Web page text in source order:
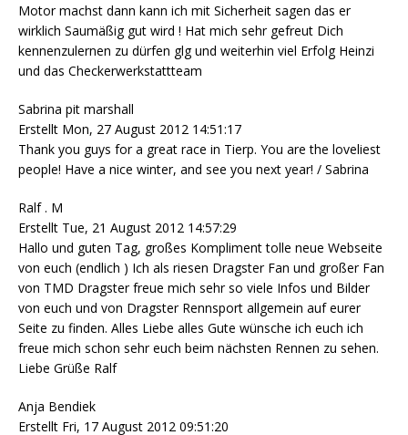
Motor machst dann kann ich mit Sicherheit sagen das er
wirklich Saumäßig gut wird ! Hat mich sehr gefreut Dich
kennenzulernen zu dürfen glg und weiterhin viel Erfolg Heinzi
und das Checkerwerkstattteam
Sabrina pit marshall
Erstellt Mon, 27 August 2012 14:51:17
Thank you guys for a great race in Tierp. You are the loveliest
people! Have a nice winter, and see you next year! / Sabrina
Ralf . M
Erstellt Tue, 21 August 2012 14:57:29
Hallo und guten Tag, großes Kompliment tolle neue Webseite
von euch (endlich ) Ich als riesen Dragster Fan und großer Fan
von TMD Dragster freue mich sehr so viele Infos und Bilder
von euch und von Dragster Rennsport allgemein auf eurer
Seite zu finden. Alles Liebe alles Gute wünsche ich euch ich
freue mich schon sehr euch beim nächsten Rennen zu sehen.
Liebe Grüße Ralf
Anja Bendiek
Erstellt Fri, 17 August 2012 09:51:20